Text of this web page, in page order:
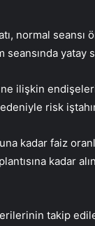
normal seansı
seansında yatay
ilişkin
risk
kadar faiz
kadar
takip